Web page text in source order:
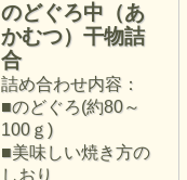
のどぐろ中（あ
かむつ）干物詰
合
詰め合わせ内容：
■のどぐろ(約80～
100ｇ)
■美味しい焼き方の
しおり